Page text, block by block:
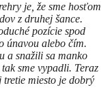
je, že sme hosťom
z druhej šance.
pozície spod
únavou alebo čím.
a snažili sa manko
sme vypadli. Teraz
tretie miesto je dobrý